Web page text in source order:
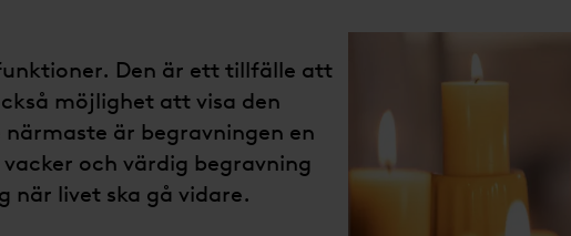
Den är ett tillfälle att
möjlighet att visa den
är begravningen en
och värdig begravning
när livet ska gå vidare.